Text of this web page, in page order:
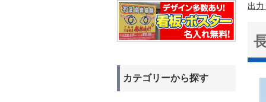
出
カテゴリーから探す